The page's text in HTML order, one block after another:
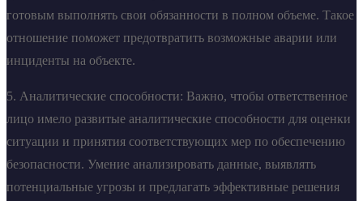
готовым выполнять свои обязанности в полном объеме. Такое
отношение поможет предотвратить возможные аварии или
инциденты на объекте.
5. Аналитические способности: Важно, чтобы ответственное
лицо имело развитые аналитические способности для оценки
ситуации и принятия соответствующих мер по обеспечению
безопасности. Умение анализировать данные, выявлять
потенциальные угрозы и предлагать эффективные решения